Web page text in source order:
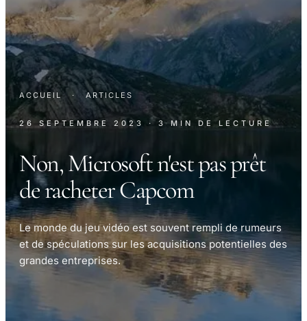
ACCUEIL · ARTICLES
26 SEPTEMBRE 2023 · 3 MIN DE LECTURE
Non, Microsoft n'est pas prêt
de racheter Capcom
Le monde du jeu vidéo est souvent rempli de rumeurs
et de spéculations sur les acquisitions potentielles des
grandes entreprises.